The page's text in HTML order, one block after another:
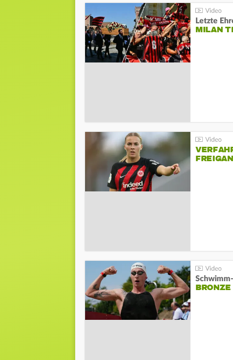
Letzte
MILAN